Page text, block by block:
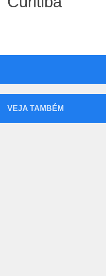
VEJA TAMBÉM